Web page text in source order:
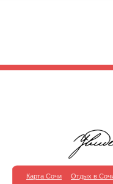
Карта Сочи Отдых в